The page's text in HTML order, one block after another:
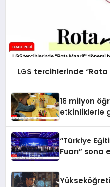
LGS tercihlerinde
18 milyon
etkinliklerle
“Türkiye
Fuarı” sona